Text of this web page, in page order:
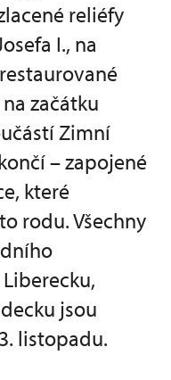
reliéfy
I., na
začátku
Zimní
– zapojené
které
rodu. Všechny
jsou
listopadu.